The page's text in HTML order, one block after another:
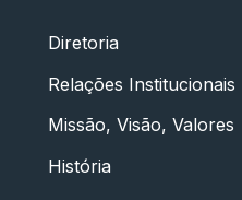
Diretoria
Relações Institucionais
Missão, Visão, Valores
História